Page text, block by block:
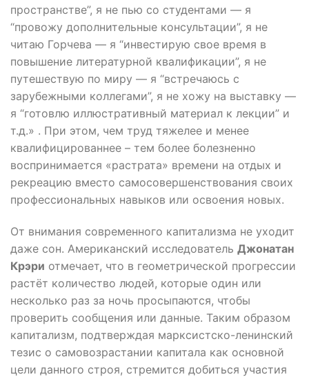
пространстве”, я не пью со студентами — я
“провожу дополнительные консультации”, я не
читаю Горчева — я “инвестирую свое время в
повышение литературной квалификации”, я не
путешествую по миру — я “встречаюсь с
зарубежными коллегами”, я не хожу на выставку —
я “готовлю иллюстративный материал к лекции” и
т.д.» . При этом, чем труд тяжелее и менее
квалифицированнее – тем более болезненно
воспринимается «растрата» времени на отдых и
рекреацию вместо самосовершенствования своих
профессиональных навыков или освоения новых.
От внимания современного капитализма не уходит
даже сон. Американский исследователь Джонатан
Крэри отмечает, что в геометрической прогрессии
растёт количество людей, которые один или
несколько раз за ночь просыпаются, чтобы
проверить сообщения или данные. Таким образом
капитализм, подтверждая марксистско-ленинский
тезис о самовозрастании капитала как основной
цели данного строя, стремится добиться участия